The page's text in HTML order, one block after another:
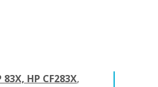
83X, HP CF283X,